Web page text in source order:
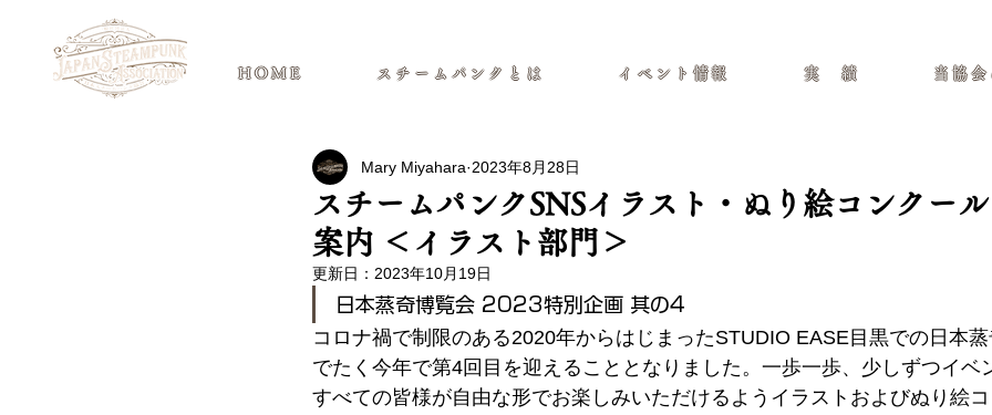
HOME スチームパンクとは イベント情報 実 績 当協
スチームパンクSNSイラスト・ぬり絵コンクー
案内 ＜イラスト部門＞
Mary Miyahara 2023年8月28日
更新日： 2023年10月19日
日本蒸奇博覧会 2023特別企画 其の4
コロナ禍で制限のある2020年からはじまったSTUDIO EASE目黒での日本
でたく今年で第4回目を迎えることとなりました。一歩一歩、少しずつイベ
すべての皆様が自由な形でお楽しみいただけるようイラストおよびぬり絵